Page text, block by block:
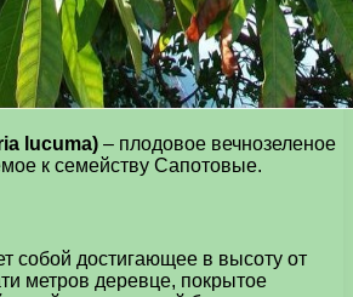
lucuma) – плодовое вечнозеленое
к семейству Сапотовые.
собой достигающее в высоту от
метров деревце, покрытое